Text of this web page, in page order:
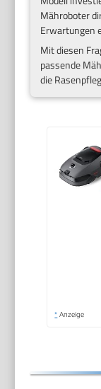
Mähroboter
Erwartungen
Mit diesen
passende
die
* Anzeige